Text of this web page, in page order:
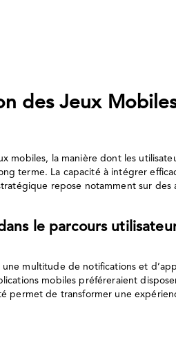
des Jeux
mobiles, la manière dont les
terme. La capacité à intégrer
repose notamment sur des
le parcours
multitude de notifications et
mobiles préféreraient
permet de transformer une